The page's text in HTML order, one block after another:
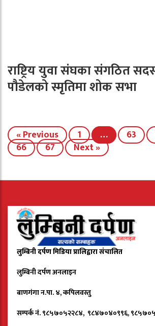
राष्ट्रिय युवा संघका संगठित
पौडेलको स्मृतिमा शोक सभा
« Previous 1 … 63
66
67 Next »
लुम्बिनी दर्पण मिडिया प्रालिद्वारा संचालित
लुम्बिनी दर्पण अनलाइन
बाणगंगा न.पा. ४, कपिलवस्तु
सम्पर्क नं. ९८५७०५२२८४, ९८४७०४०९९६,